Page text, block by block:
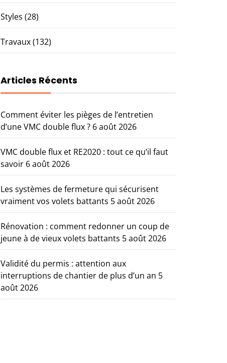
Styles (28)
Travaux(132)
Articles Récents
Comment éviter les pièges de l’entretien
d’une VMC double flux ? 6 août 2026
VMC double flux et RE2020 : tout ce qu’il faut
savoir 6 août 2026
Les systèmes de fermeture qui sécurisent
vraiment vos volets battants 5 août 2026
Rénovation : comment redonner un coup de
jeune à de vieux volets battants 5 août 2026
Validité du permis : attention aux
interruptions de chantier de plus d’un an 5
août 2026